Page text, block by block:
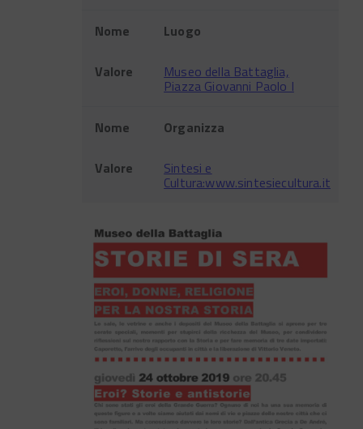
Nome Luogo
Valore Museo della Battaglia,
Piazza Giovanni Paolo I
Nome Organizza
Valore Sintesi e
Cultura:www.sintesiecultura.it